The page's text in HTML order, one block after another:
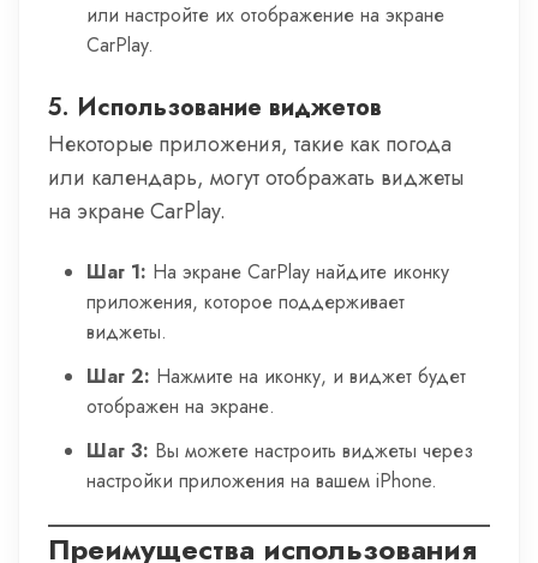
или настройте их отображение на экране
CarPlay.
5. Использование виджетов
Некоторые приложения, такие как погода
или календарь, могут отображать виджеты
на экране CarPlay.
Шаг 1: На экране CarPlay найдите иконку
приложения, которое поддерживает
виджеты.
Шаг 2: Нажмите на иконку, и виджет будет
отображен на экране.
Шаг 3: Вы можете настроить виджеты через
настройки приложения на вашем iPhone.
Преимущества использования